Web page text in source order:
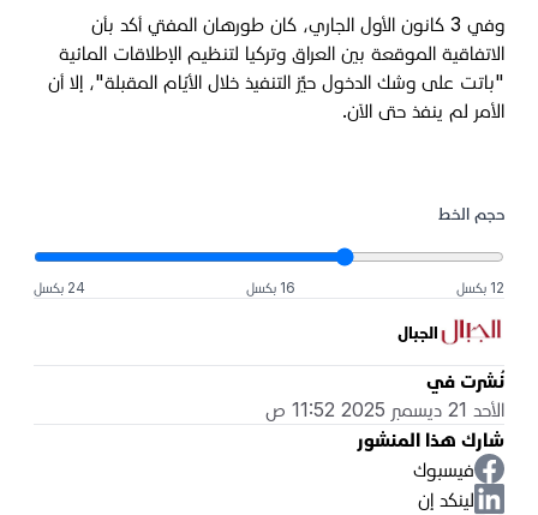
وفي 3 كانون الأول الجاري، كان طورهان المفتي أكد بأن
الاتفاقية الموقعة بين العراق وتركيا لتنظيم الإطلاقات المائية
"باتت على وشك الدخول حيِّز التنفيذ خلال الأيّام المقبلة"، إلا أن
الأمر لم ينفذ حتى الآن.
حجم الخط
12 بكسل 16 بكسل 24 بكسل
الجبال
نُشرت في
الأحد 21 ديسمبر 2025 11:52 ص
شارك هذا المنشور
فيسبوك
لينكد إن